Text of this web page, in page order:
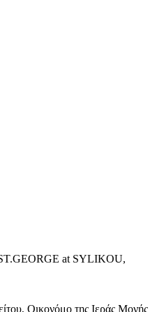
at SYLIKOU,
Οικονόμο της Ιεράς Μονής